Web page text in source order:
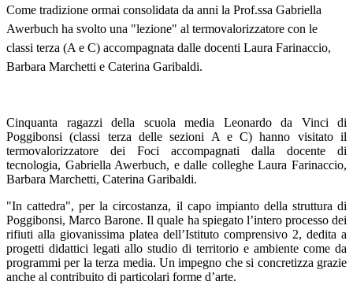
Come tradizione ormai consolidata da anni la Prof.ssa Gabriella
Awerbuch ha svolto una "lezione" al termovalorizzatore con le
classi terza (A e C) accompagnata dalle docenti Laura Farinaccio,
Barbara Marchetti e Caterina Garibaldi.
Cinquanta ragazzi della scuola media Leonardo da Vinci di
Poggibonsi (classi terza delle sezioni A e C) hanno visitato il
termovalorizzatore dei Foci accompagnati dalla docente di
tecnologia, Gabriella Awerbuch, e dalle colleghe Laura Farinaccio,
Barbara Marchetti, Caterina Garibaldi.
"In cattedra", per la circostanza, il capo impianto della struttura di
Poggibonsi, Marco Barone. Il quale ha spiegato l’intero processo dei
rifiuti alla giovanissima platea dell’Istituto comprensivo 2, dedita a
progetti didattici legati allo studio di territorio e ambiente come da
programmi per la terza media. Un impegno che si concretizza grazie
anche al contribuito di particolari forme d’arte.